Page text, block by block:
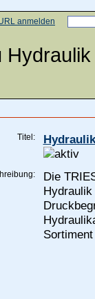
anmelden
Titel:
Die